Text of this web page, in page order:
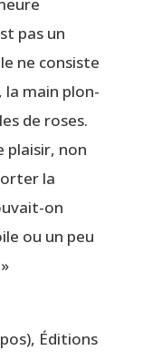
pas un
ne consiste
la main plon­
de roses.
plai­sir, non
la
on
ou un peu
Édi­tions